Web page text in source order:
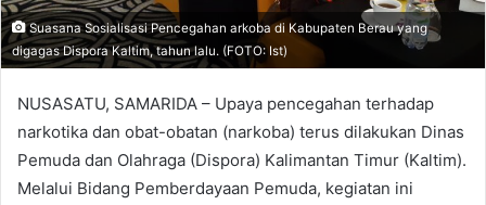
Suasana Sosialisasi Pencegahan arkoba di Kabupaten Berau yang
digagas Dispora Kaltim, tahun lalu. (FOTO: Ist)
NUSASATU, SAMARIDA – Upaya pencegahan terhadap
narkotika dan obat-obatan (narkoba) terus dilakukan Dinas
Pemuda dan Olahraga (Dispora) Kalimantan Timur (Kaltim).
Melalui Bidang Pemberdayaan Pemuda, kegiatan ini